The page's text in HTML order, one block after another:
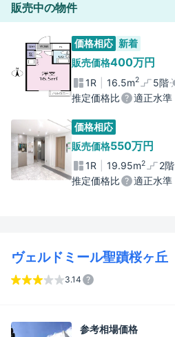
販売中の物件
価格相応 新着
販売価格400万円
1R 16.5m2 5階
推定価格比
適正水準
価格相応
販売価格550万円
1R 19.95m2 2階
推定価格比
適正水準
ヴェルドミール聖蹟桜ヶ丘
3.14
参考相場価格